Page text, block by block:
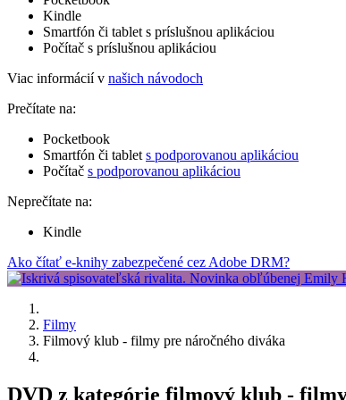
Kindle
Smartfón či tablet s príslušnou aplikáciou
Počítač s príslušnou aplikáciou
Viac informácií v našich návodoch
Prečítate na:
Pocketbook
Smartfón či tablet s podporovanou aplikáciou
Počítač s podporovanou aplikáciou
Neprečítate na:
Kindle
Ako čítať e-knihy zabezpečené cez Adobe DRM?
Filmy
Filmový klub - filmy pre náročného diváka
DVD z kategórie filmový klub -